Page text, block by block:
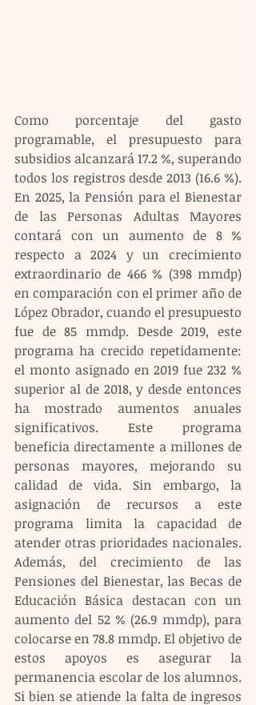
Como porcentaje del gasto
programable, el presupuesto para
subsidios alcanzará 17.2 %, superando
todos los registros desde 2013 (16.6 %).
En 2025, la Pensión para el Bienestar
de las Personas Adultas Mayores
contará con un aumento de 8 %
respecto a 2024 y un crecimiento
extraordinario de 466 % (398 mmdp)
en comparación con el primer año de
López Obrador, cuando el presupuesto
fue de 85 mmdp. Desde 2019, este
programa ha crecido repetidamente:
el monto asignado en 2019 fue 232 %
superior al de 2018, y desde entonces
ha mostrado aumentos anuales
significativos. Este programa
beneficia directamente a millones de
personas mayores, mejorando su
calidad de vida. Sin embargo, la
asignación de recursos a este
programa limita la capacidad de
atender otras prioridades nacionales.
Además, del crecimiento de las
Pensiones del Bienestar, las Becas de
Educación Básica destacan con un
aumento del 52 % (26.9 mmdp), para
colocarse en 78.8 mmdp. El objetivo de
estos apoyos es asegurar la
permanencia escolar de los alumnos.
Si bien se atiende la falta de ingresos